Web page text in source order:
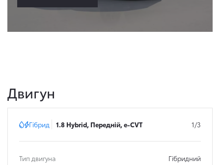
Двигун
Гібрид 1.8 Hybrid, Передній, e-CVT 1/3
Тип двигуна
Гібридний